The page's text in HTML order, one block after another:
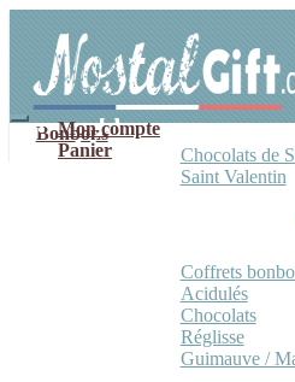
navigation
contenu
Mon compte
Panier
Bonbons
Chocolats de
Saint Valentin
Coffrets
Acidulés
Chocolats
Réglisse
Guimauve /